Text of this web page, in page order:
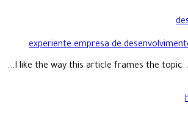
experiente empresa de
I like the way this article frames the topic.